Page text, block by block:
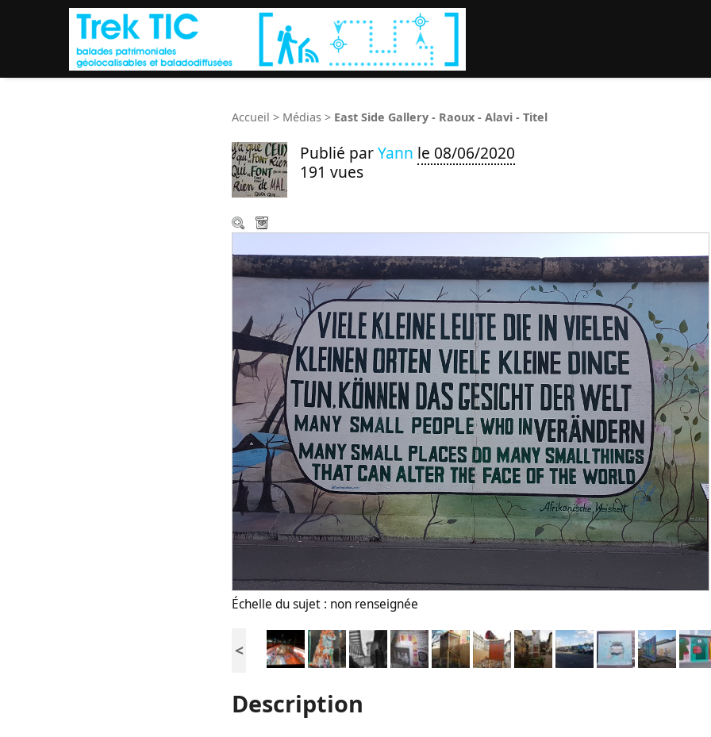
Accueil > Médias > East Side Gallery - Raoux - Alavi - Titel
Publié parYann le 08/06/2020
191 vues
Échelle du sujet : non renseignée
<
Description